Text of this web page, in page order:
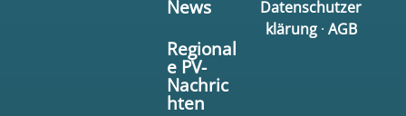
News
Regional
e PV-
Nachric
hten
Datenschutzer
klärung· AGB